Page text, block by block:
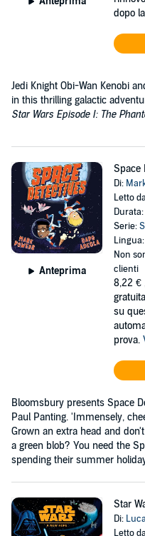
dopo
Jedi Knight Obi-Wan Kenobi
in this thrilling galactic
Star Wars Episode I: The
Anteprima
Space
Di:
Letto
Serie:
Non
clienti
8,22 €
su
prova.
Bloomsbury presents Space
Paul Panting. 'Immensely,
Grown an extra head and
a green blob? You need the
spending their summer
Star
Di:
Letto